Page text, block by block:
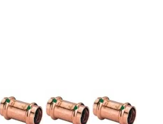
2415 18
objímka 2415 22
Profipress-objímka 2415 28
Profipress-objímka